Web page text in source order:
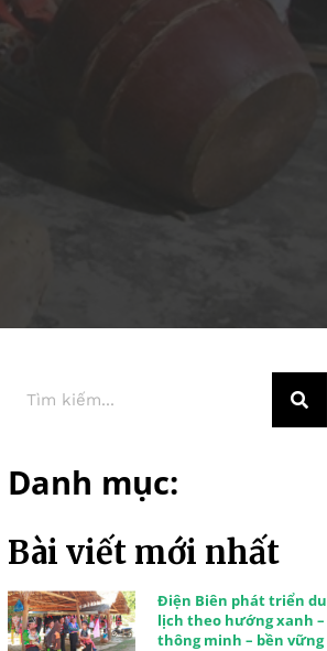
Danh mục:
Bài viết mới nhất
Điện Biên phát triển du
lịch theo hướng xanh –
thông minh – bền vững